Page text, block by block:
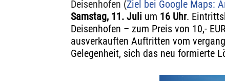
Deisenhofen (Ziel bei Google Maps:
Samstag, 11. Juli um 16 Uhr.
Deisenhofen – zum Preis von 10,-
ausverkauften Auftritten vom
Gelegenheit, sich das neu formierte